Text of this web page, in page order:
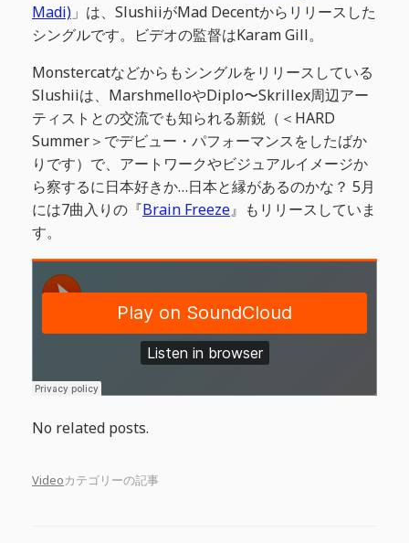
Madi) 」は、SlushiiがMad Decentからリリースした
シングルです。ビデオの監督はKaram Gill。
Monstercatなどからもシングルをリリースしている
Slushiiは、MarshmelloやDiplo〜Skrillex周辺アー
ティストとの交流でも知られる新鋭（＜HARD
Summer＞でデビュー・パフォーマンスをしたばか
りです）で、アートワークやビジュアルイメージか
ら察するに日本好きか…日本と縁があるのかな？ 5月
には7曲入りの『Brain Freeze』もリリースしていま
す。
No related posts.
Videoカテゴリーの記事